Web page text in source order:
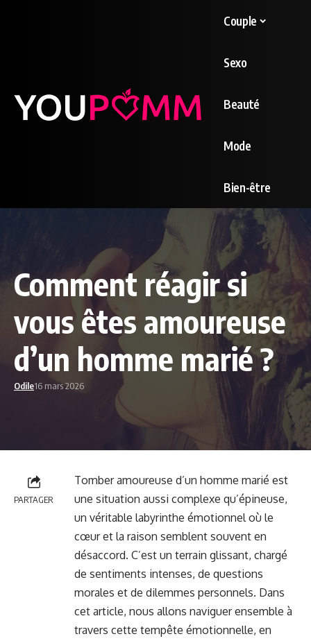
Couple
Sexo
Beauté
Mode
Bien-être
Comment réagir si
vous êtes amoureuse
d’un homme marié ?
Odile16 mars 2026
PARTAGER
Tomber amoureuse d’un homme marié est
une situation aussi complexe qu’épineuse,
un véritable labyrinthe émotionnel où le
cœur et la raison semblent souvent en
désaccord. C’est un terrain glissant, chargé
de sentiments intenses, de questions
morales et de dilemmes personnels. Dans
cet article, nous allons naviguer ensemble à
travers cette tempête émotionnelle, en